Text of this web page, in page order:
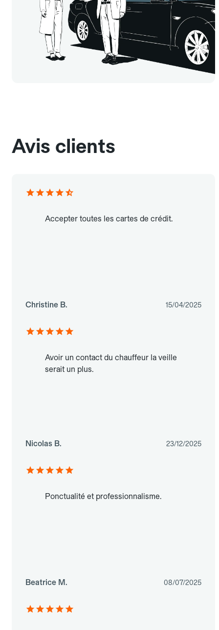
Avis clients
Accepter toutes les cartes de crédit.
Christine B. 15/04/2025
Avoir un contact du chauffeur la veille
serait un plus.
Nicolas B. 23/12/2025
Ponctualité et professionnalisme.
Beatrice M. 08/07/2025